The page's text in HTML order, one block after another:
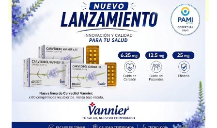
Probióticos . Es producido porDonato Zurloy cuenta con 1 presentación
disponible.
Explorar más
Otros productos conlactobacilos+asoc.
Otros productos deDonato Zurlo